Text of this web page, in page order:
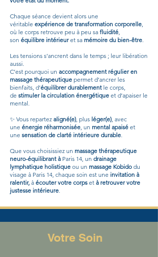
Chaque séance devient alors une
véritable expérience de transformation corporelle,
où le corps retrouve peu à peu sa fluidité,
son équilibre intérieuret sa mémoire du bien-être.
Les tensions s’ancrent dans le temps ; leur libération
aussi.
C’est pourquoi un accompagnement régulier en
massage thérapeutique permet d’ancrer les
bienfaits, d’équilibrer durablementle corps,
de stimuler la circulation énergétique et d’apaiser le
mental.
✨ Vous repartez aligné(e), plus léger(e), avec
une énergie réharmonisée, un mental apaisé et
une sensation de clarté intérieure durable.
Que vous choisissiez un massage thérapeutique
neuro-équilibrant à Paris 14, un drainage
lymphatique holistique ou un massage Kobido du
visage à Paris 14, chaque soin est une invitation à
ralentir, à écouter votre corps et à retrouver votre
justesse intérieure.
Votre Soin